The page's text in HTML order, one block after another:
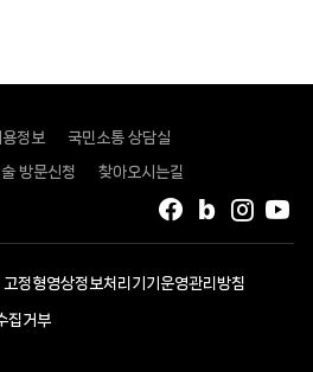
정보 국민소통 상담실
방문신청 찾아오시는길
인스
블로그
페이스북
고정형영상정보처리기기운영관리방침
집거부